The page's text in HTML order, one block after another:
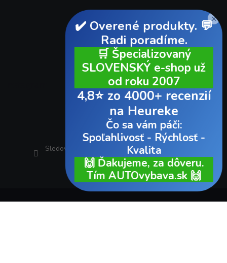
Sledovať na Instagrame
×
✔️ Overené produkty. 💬
Radi poradíme.
🛒 Špecializovaný
SLOVENSKÝ e-shop už
od roku 2007
4,8⭐ zo 4000+ recenzií
na Heureke
Čo sa vám páči:
Spoľahlivosť - Rýchlosť -
Kvalita
🙌 Ďakujeme, za dôveru.
Tím AUTOvybava.sk 🙌